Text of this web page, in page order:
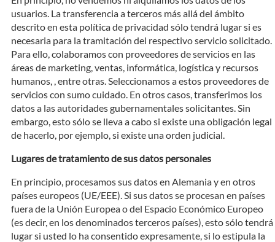
usuarios. La transferencia a terceros más allá del ámbito
descrito en esta política de privacidad sólo tendrá lugar si es
necesaria para la tramitación del respectivo servicio solicitado.
Para ello, colaboramos con proveedores de servicios en las
áreas de marketing, ventas, informática, logística y recursos
humanos, , entre otras. Seleccionamos a estos proveedores de
servicios con sumo cuidado. En otros casos, transferimos los
datos a las autoridades gubernamentales solicitantes. Sin
embargo, esto sólo se lleva a cabo si existe una obligación legal
de hacerlo, por ejemplo, si existe una orden judicial.
Lugares de tratamiento de sus datos personales
En principio, procesamos sus datos en Alemania y en otros
países europeos (UE/EEE). Si sus datos se procesan en países
fuera de la Unión Europea o del Espacio Económico Europeo
(es decir, en los denominados terceros países), esto sólo tendrá
lugar si usted lo ha consentido expresamente, si lo estipula la